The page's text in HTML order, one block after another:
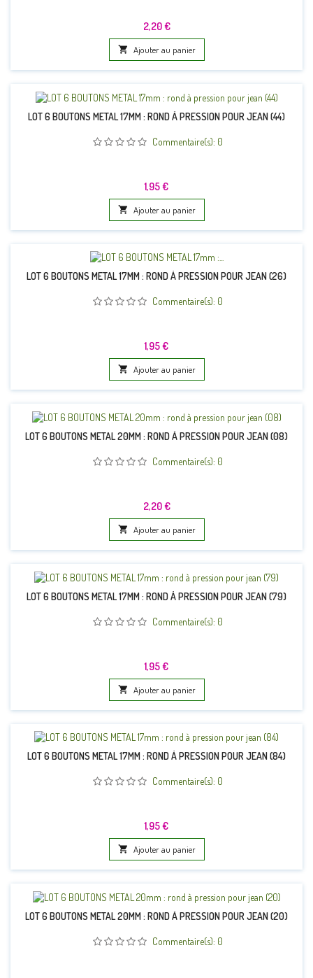
Prix
2,20 €
 Ajouter au panier
LOT 6 BOUTONS METAL 17MM : ROND À PRESSION POUR JEAN (44)
Commentaire(s): 0
Prix
1,95 €
 Ajouter au panier
LOT 6 BOUTONS METAL 17MM : ROND À PRESSION POUR JEAN (26)
Commentaire(s): 0
Prix
1,95 €
 Ajouter au panier
LOT 6 BOUTONS METAL 20MM : ROND À PRESSION POUR JEAN (08)
Commentaire(s): 0
Prix
2,20 €
 Ajouter au panier
LOT 6 BOUTONS METAL 17MM : ROND À PRESSION POUR JEAN (79)
Commentaire(s): 0
Prix
1,95 €
 Ajouter au panier
LOT 6 BOUTONS METAL 17MM : ROND À PRESSION POUR JEAN (84)
Commentaire(s): 0
Prix
1,95 €
 Ajouter au panier
LOT 6 BOUTONS METAL 20MM : ROND À PRESSION POUR JEAN (20)
Commentaire(s): 0